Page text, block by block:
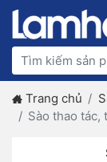
Trang chủ
Sào thao tác,